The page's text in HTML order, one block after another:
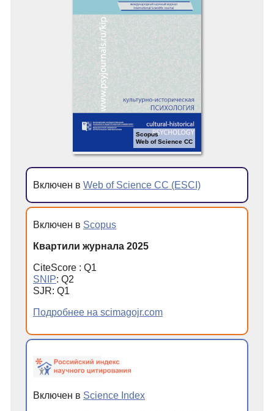
Scopus
Web of Science CC
Включен в Web of Science CC (ESCI)
Включен в Scopus
Квартили журнала 2025
CiteScore : Q1
SNIP: Q2
SJR: Q1
Подробнее на scimagojr.com
Включен в Science Index